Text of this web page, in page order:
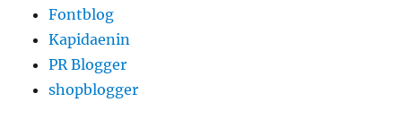
Fontblog
Kapidaenin
PR Blogger
shopblogger